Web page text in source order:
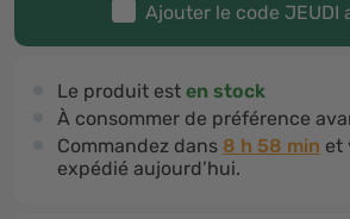
Ajouter le code JEUDI
Le produit est en stock
À consommer de préférence
Commandez dans 8 h 58 min et
expédié aujourd’hui.